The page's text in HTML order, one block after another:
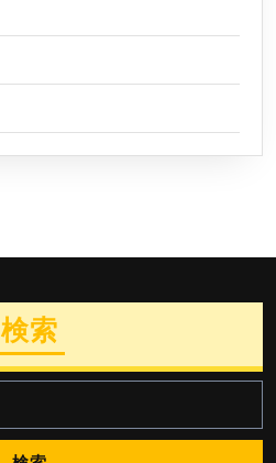
検索